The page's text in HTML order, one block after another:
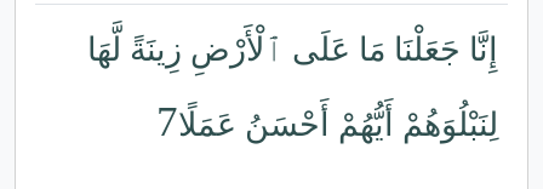
إِنَّا جَعَلْنَا مَا عَلَى ٱلْأَرْضِ زِينَةً لَّهَا
لِنَبْلُوَهُمْ أَيُّهُمْ أَحْسَنُ عَمَلًا7